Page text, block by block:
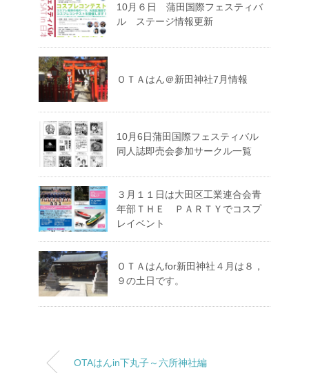
10月６日 蒲田国際フェスティバ
ル ステージ情報更新
ＯＴＡはん＠新田神社7月情報
10月6日蒲田国際フェスティバル
同人誌即売会参加サークル一覧
３月１１日は大田区工業連合会青
年部ＴＨＥ ＰＡＲＴＹでコスプ
レイベント
ＯＴＡはんfor新田神社４月は８，
９の土日です。
OTAはんin下丸子～六所神社編